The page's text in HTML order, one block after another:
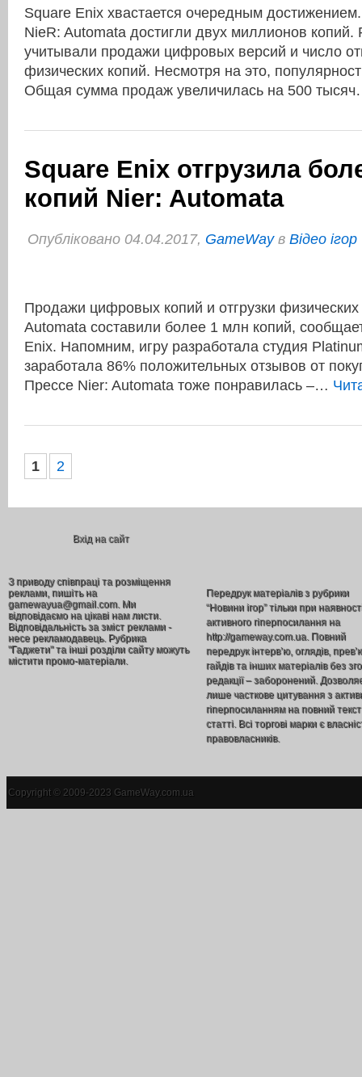
Square Enix хвастается очередным
NieR: Automata достигли двух миллионов копий.
учитывали продажи цифровых версий и число
физических копий. Несмотря на это,
Общая сумма продаж увеличилась на 500
Square Enix отгрузила
копий Nier: Automata
Опубліковано 04.04.2017, GameWayв Відео ігор
Продажи цифровых копий и отгрузки
Automata составили более 1 млн копий,
Enix. Напомним, игру разработала студия
заработала 86% положительных отзывов от
Прессе Nier: Automata тоже понравилась –…
1 2
Вхід на сайт
З приводу співпраці та розміщення
реклами, пишіть на
gamewayua@gmail.com. Ми
відповідаємо на цікаві нам листи.
Відповідальність за зміст реклами -
несе рекламодавець. Рубрика
"Гаджети" та інші розділи сайту можуть
містити промо-матеріали.
Передрук матеріалів з рубрики
“Новини ігор” тільки при
активного гіперпосилання на
http://gameway.com.ua. Повний
передрук інтерв’ю, оглядів,
гайдів та інших матеріалів без
редакції – заборонений.
лише часткове цитування з
гіперпосиланням на повний текст
статті. Всі торгові марки є
правовласників.
Copyright © 2009-2023 GameWay.com.ua